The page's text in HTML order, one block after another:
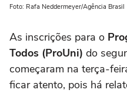
Foto: Rafa Neddermeyer/Agência Brasil
As inscrições para o
Todos (ProUni) do
começaram na terça-
ficar atento, pois há